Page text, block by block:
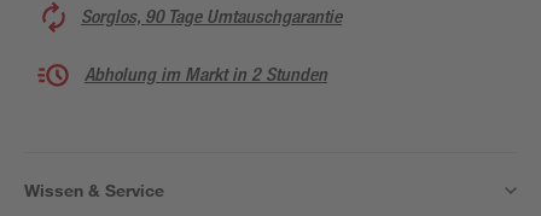
Sorglos, 90 Tage Umtauschgarantie
Abholung im Markt in 2 Stunden
Wissen & Service